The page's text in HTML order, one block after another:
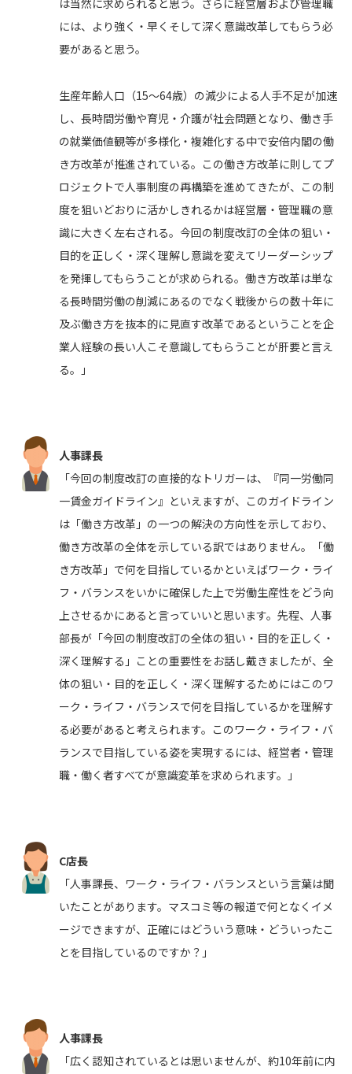
には、より強く・早くそして深く意識改革してもらう必
要があると思う。
生産年齢人口（15～64歳）の減少による人手不足が加速
し、長時間労働や育児・介護が社会問題となり、働き手
の就業価値観等が多様化・複雑化する中で安倍内閣の働
き方改革が推進されている。この働き方改革に則してプ
ロジェクトで人事制度の再構築を進めてきたが、この制
度を狙いどおりに活かしきれるかは経営層・管理職の意
識に大きく左右される。今回の制度改訂の全体の狙い・
目的を正しく・深く理解し意識を変えてリーダーシップ
を発揮してもらうことが求められる。働き方改革は単な
る長時間労働の削減にあるのでなく戦後からの数十年に
及ぶ働き方を抜本的に見直す改革であるということを企
業人経験の長い人こそ意識してもらうことが肝要と言え
る。」
人事課長
「今回の制度改訂の直接的なトリガーは、『同一労働同
一賃金ガイドライン』といえますが、このガイドライン
は「働き方改革」の一つの解決の方向性を示しており、
働き方改革の全体を示している訳ではありません。「働
き方改革」で何を目指しているかといえばワーク・ライ
フ・バランスをいかに確保した上で労働生産性をどう向
上させるかにあると言っていいと思います。先程、人事
部長が「今回の制度改訂の全体の狙い・目的を正しく・
深く理解する」ことの重要性をお話し戴きましたが、全
体の狙い・目的を正しく・深く理解するためにはこのワ
ーク・ライフ・バランスで何を目指しているかを理解す
る必要があると考えられます。このワーク・ライフ・バ
ランスで目指している姿を実現するには、経営者・管理
職・働く者すべてが意識変革を求められます。」
C店長
「人事課長、ワーク・ライフ・バランスという言葉は聞
いたことがあります。マスコミ等の報道で何となくイメ
ージできますが、正確にはどういう意味・どういったこ
とを目指しているのですか？」
人事課長
「広く認知されているとは思いませんが、約10年前に内